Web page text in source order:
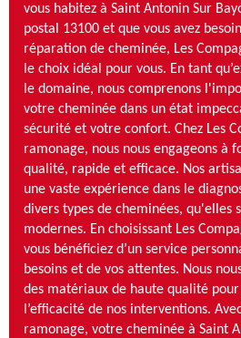
vous habitez à Saint Antonin Sur
postal 13100 et que vous avez
réparation de cheminée, Les
le choix idéal pour vous. En tant
le domaine, nous comprenons
votre cheminée dans un état
sécurité et votre confort. Chez Les
ramonage, nous nous engageons à
qualité, rapide et efficace. Nos
une vaste expérience dans le
divers types de cheminées, qu'elles
modernes. En choisissant Les
vous bénéficiez d’un service
besoins et de vos attentes. Nous
des matériaux de haute qualité
l’efficacité de nos interventions.
ramonage, votre cheminée à Saint